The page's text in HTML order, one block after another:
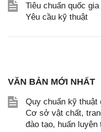
Tiêu chuẩn quốc
Yêu cầu kỹ thuật
VĂN BẢN MỚI NHẤT
Quy chuẩn kỹ thuật
Cơ sở vật chất,
đào tạo, huấn luyện